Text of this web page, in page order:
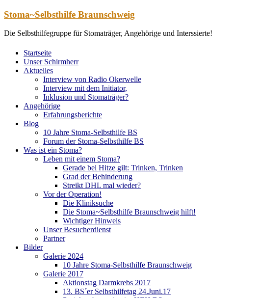
Zum
springen
Stoma~Selbsthilfe Braunschweig
Die Selbsthilfegruppe für Stomaträger, Angehörige und Interssierte!
Startseite
Unser Schirmherr
Aktuelles
Interview von Radio Okerwelle
Interview mit dem Initiator,
Inklusion und Stomaträger?
Angehörige
Erfahrungsberichte
Blog
10 Jahre Stoma-Selbsthilfe BS
Forum der Stoma-Selbsthilfe BS
Was ist ein Stoma?
Leben mit einem Stoma?
Gerade bei Hitze gilt: Trinken, Trinken
Grad der Behinderung
Streikt DHL mal wieder?
Vor der Operation!
Die Kliniksuche
Die Stoma~Selbsthilfe Braunschweig hilft!
Wichtiger Hinweis
Unser Besucherdienst
Partner
Bilder
Galerie 2024
10 Jahre Stoma-Selbsthilfe Braunschweig
Galerie 2017
Aktionstag Darmkrebs 2017
13. BS´er Selbsthilfetag 24.Juni.17